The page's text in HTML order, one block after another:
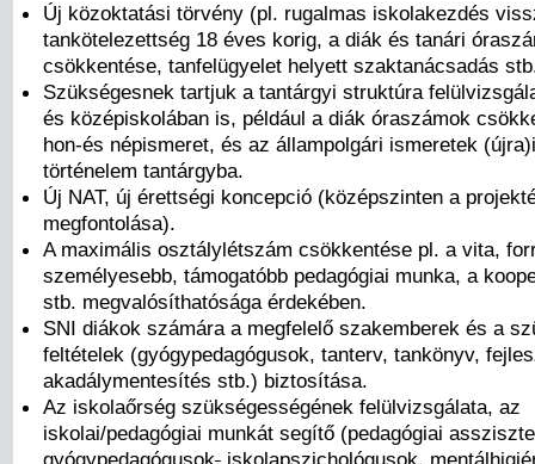
Új közoktatási törvény (pl. rugalmas iskolakezdés
tankötelezettség 18 éves korig, a diák és tanári
csökkentése, tanfelügyelet helyett szaktanácsadás
Szükségesnek tartjuk a tantárgyi struktúra
és középiskolában is, például a diák óraszámok
hon-és népismeret, és az állampolgári ismeretek
történelem tantárgyba.
Új NAT, új érettségi koncepció (középszinten a
megfontolása).
A maximális osztálylétszám csökkentése pl. a vita,
személyesebb, támogatóbb pedagógiai munka, a
stb. megvalósíthatósága érdekében.
SNI diákok számára a megfelelő szakemberek és a
feltételek (gyógypedagógusok, tanterv, tankönyv,
akadálymentesítés stb.) biztosítása.
Az iskolaőrség szükségességének felülvizsgálata, az
iskolai/pedagógiai munkát segítő (pedagógiai